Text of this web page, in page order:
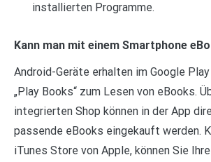
installierten Programme.
Kann man mit einem Smartphone
Android-Geräte erhalten im Google
„Play Books“ zum Lesen von eBooks.
integrierten Shop können in der App
passende eBooks eingekauft werden.
iTunes Store von Apple, können Sie